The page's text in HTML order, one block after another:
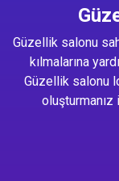
Güzellik salonu
kılmalarına
Güzellik salonu
oluşturmanız